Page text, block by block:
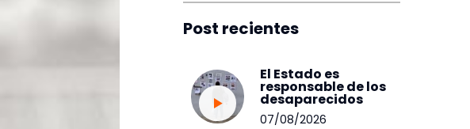
Post recientes
El Estado es
responsable de los
desaparecidos
07/08/2026